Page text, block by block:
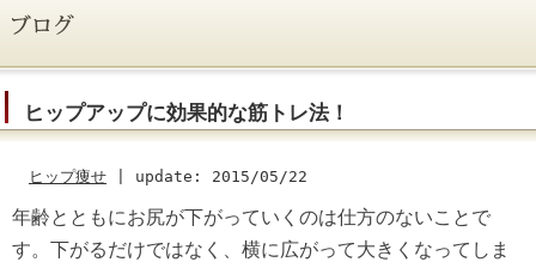
ヒップアップに効果的な筋トレ法！
ヒップ痩せ update: 2015/05/22
年齢とともにお尻が下がっていくのは仕方のないことで
す。下がるだけではなく、横に広がって大きくなってしま